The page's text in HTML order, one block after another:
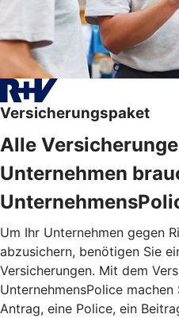
Versicherungspaket
Alle
Unternehmen
Um Ihr Unternehmen gegen
abzusichern, benötigen Sie
Versicherungen. Mit dem
UnternehmensPolice
Antrag, eine Police, ein